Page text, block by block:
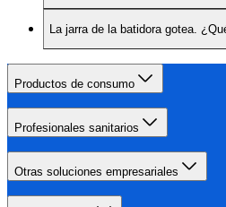
La jarra de la batidora gotea.
Productos de consumo
Profesionales sanitarios
Otras soluciones empresariales